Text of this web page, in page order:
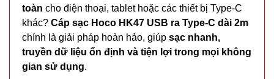
toàn cho điện thoại, tablet hoặc các thiết bị Type-C
khác? Cáp sạc Hoco HK47 USB ra Type-C dài 2m
chính là giải pháp hoàn hảo, giúp sạc nhanh,
truyền dữ liệu ổn định và tiện lợi trong mọi không
gian sử dụng.